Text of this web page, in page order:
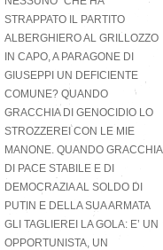
STRAPPATO IL PARTITO
ALBERGHIERO AL GRILLOZZO
IN CAPO, A PARAGONE DI
GIUSEPPI UN DEFICIENTE
COMUNE? QUANDO
GRACCHIA DI GENOCIDIO LO
STROZZEREI CON LE MIE
MANONE. QUANDO GRACCHIA
DI PACE STABILE E DI
DEMOCRAZIA AL SOLDO DI
PUTIN E DELLA SUA ARMATA
GLI TAGLIEREI LA GOLA: E’ UN
OPPORTUNISTA, UN